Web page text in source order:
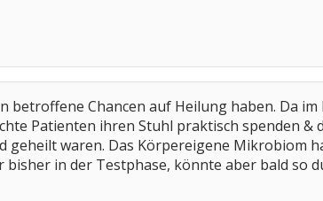
Chancen auf Heilung haben. Da im
Patienten ihren Stuhl praktisch spenden &
waren. Das Körpereigene Mikrobiom
in der Testphase, könnte aber bald so